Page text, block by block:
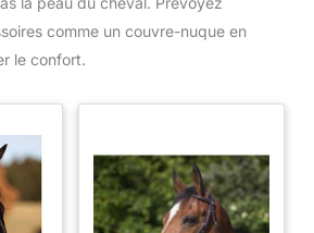
comme un couvre-nuque en
le confort.